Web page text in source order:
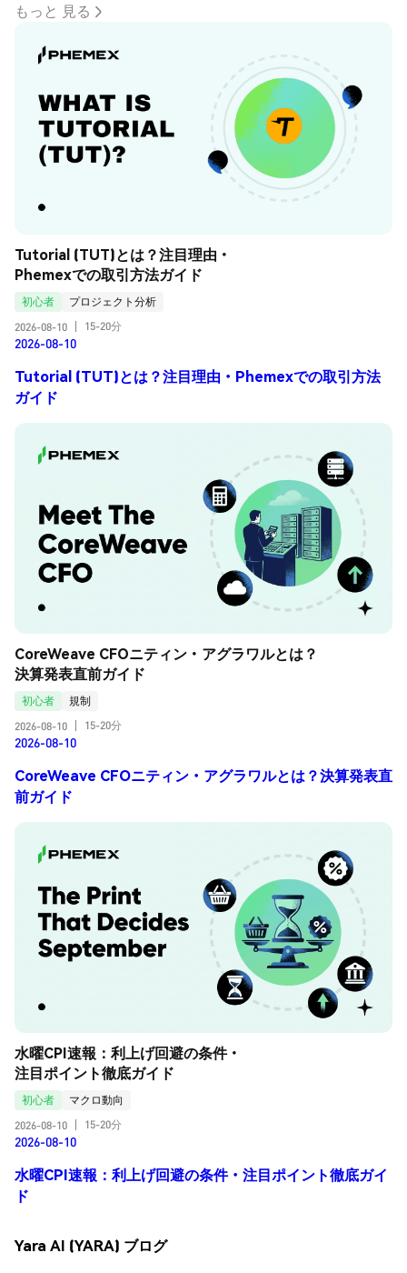
もっと 見る
Tutorial (TUT)とは？注目理由・
Phemexでの取引方法ガイド
初心者
プロジェクト分析
2026-08-10
15-20分
2026-08-10
Tutorial (TUT)とは？注目理由・Phemexでの取引方法
ガイド
CoreWeave CFOニティン・アグラワルとは？
決算発表直前ガイド
初心者
規制
2026-08-10
15-20分
2026-08-10
CoreWeave CFOニティン・アグラワルとは？決算発表直
前ガイド
水曜CPI速報：利上げ回避の条件・
注目ポイント徹底ガイド
初心者
マクロ動向
2026-08-10
15-20分
2026-08-10
水曜CPI速報：利上げ回避の条件・注目ポイント徹底ガイ
ド
Yara AI (YARA) ブログ